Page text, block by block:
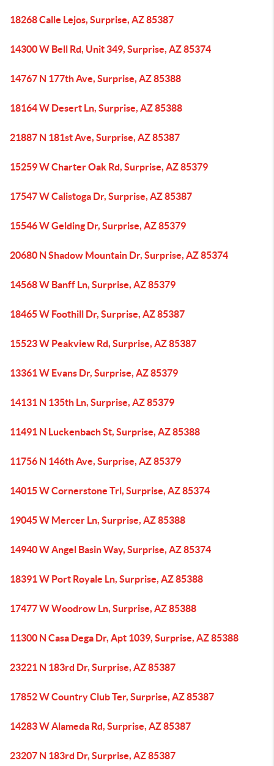
18268 Calle Lejos, Surprise, AZ 85387
14300 W Bell Rd, Unit 349, Surprise, AZ 85374
14767 N 177th Ave, Surprise, AZ 85388
18164 W Desert Ln, Surprise, AZ 85388
21887 N 181st Ave, Surprise, AZ 85387
15259 W Charter Oak Rd, Surprise, AZ 85379
17547 W Calistoga Dr, Surprise, AZ 85387
15546 W Gelding Dr, Surprise, AZ 85379
20680 N Shadow Mountain Dr, Surprise, AZ 85374
14568 W Banff Ln, Surprise, AZ 85379
18465 W Foothill Dr, Surprise, AZ 85387
15523 W Peakview Rd, Surprise, AZ 85387
13361 W Evans Dr, Surprise, AZ 85379
14131 N 135th Ln, Surprise, AZ 85379
11491 N Luckenbach St, Surprise, AZ 85388
11756 N 146th Ave, Surprise, AZ 85379
14015 W Cornerstone Trl, Surprise, AZ 85374
19045 W Mercer Ln, Surprise, AZ 85388
14940 W Angel Basin Way, Surprise, AZ 85374
18391 W Port Royale Ln, Surprise, AZ 85388
17477 W Woodrow Ln, Surprise, AZ 85388
11300 N Casa Dega Dr, Apt 1039, Surprise, AZ 85388
23221 N 183rd Dr, Surprise, AZ 85387
17852 W Country Club Ter, Surprise, AZ 85387
14283 W Alameda Rd, Surprise, AZ 85387
23207 N 183rd Dr, Surprise, AZ 85387